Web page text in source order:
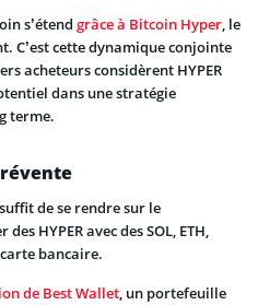
s’étend grâce à Bitcoin Hyper, le
C’est cette dynamique conjointe
acheteurs considèrent HYPER
dans une stratégie
terme.
de se rendre sur le
des HYPER avec des SOL, ETH,
carte bancaire.
de Best Wallet, un portefeuille